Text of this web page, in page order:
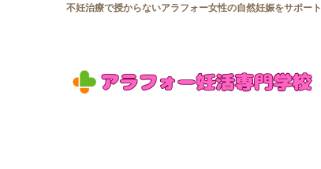
不妊治療で授からないアラフォー女性の自然妊娠をサポート